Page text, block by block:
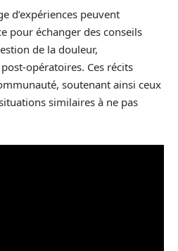
d’expériences peuvent
pour échanger des conseils
de la douleur,
opératoires. Ces récits
soutenant ainsi ceux
similaires à ne pas